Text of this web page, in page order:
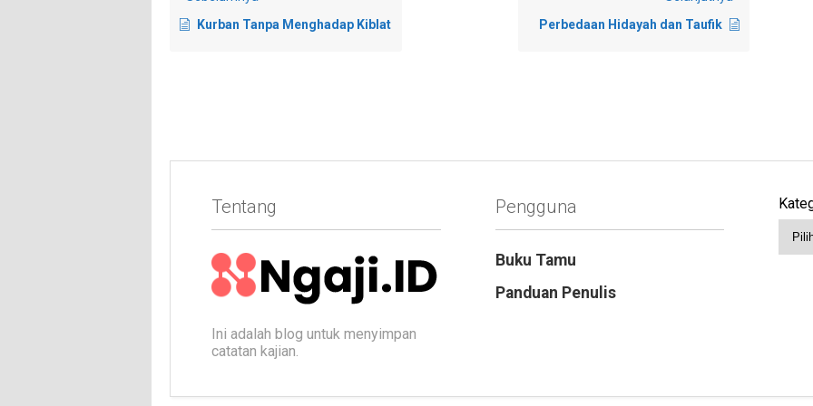
Kurban Tanpa Menghadap Kiblat
Perbedaan Hidayah dan Taufik
Tentang
Ini adalah blog untuk menyimpan
catatan kajian.
Pengguna
Buku Tamu
Panduan Penulis